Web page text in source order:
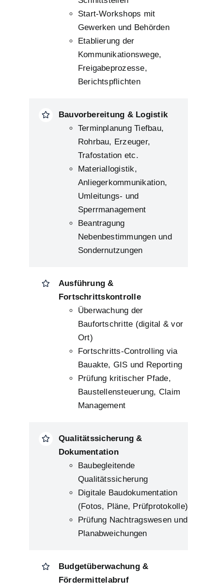
Start-Workshops mit
Gewerken und Behörden
Etablierung der
Kommunikationswege,
Freigabeprozesse,
Berichtspflichten
Bauvorbereitung & Logistik
Terminplanung Tiefbau,
Rohrbau, Erzeuger,
Trafostation etc.
Materiallogistik,
Anliegerkommunikation,
Umleitungs- und
Sperrmanagement
Beantragung
Nebenbestimmungen und
Sondernutzungen
Ausführung &
Fortschrittskontrolle
Überwachung der
Baufortschritte (digital & vor
Ort)
Fortschritts-Controlling via
Bauakte, GIS und Reporting
Prüfung kritischer Pfade,
Baustellensteuerung, Claim
Management
Qualitätssicherung &
Dokumentation
Baubegleitende
Qualitätssicherung
Digitale Baudokumentation
(Fotos, Pläne, Prüfprotokolle)
Prüfung Nachtragswesen und
Planabweichungen
Budgetüberwachung &
Fördermittelabruf